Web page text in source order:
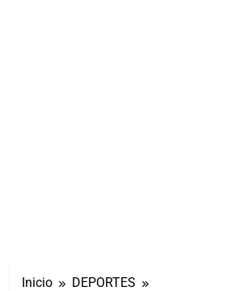
Inicio
DEPORTES